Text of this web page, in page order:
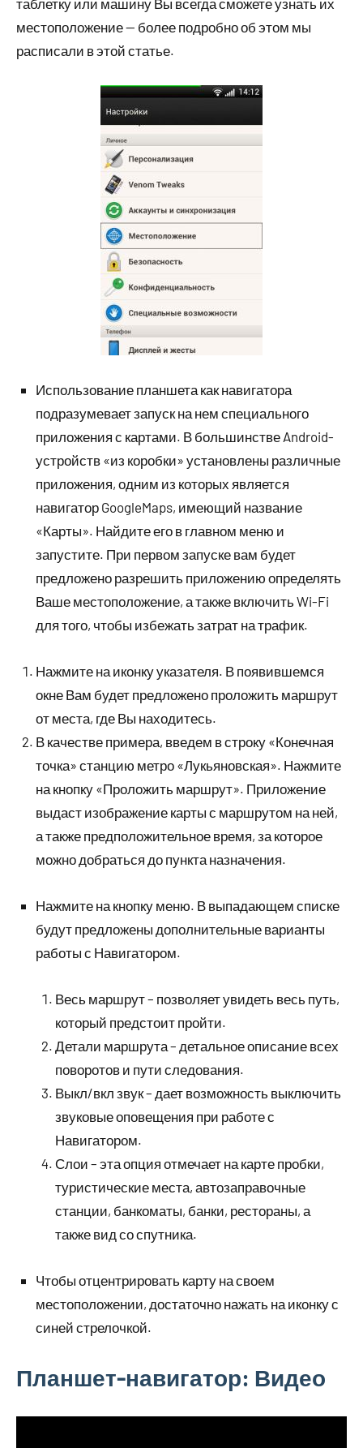
таблетку или машину Вы всегда сможете узнать их
местоположение — более подробно об этом мы
расписали в этой статье.
Использование планшета как навигатора
подразумевает запуск на нем специального
приложения с картами. В большинстве Android-
устройств «из коробки» установлены различные
приложения, одним из которых является
навигатор GoogleMaps, имеющий название
«Карты». Найдите его в главном меню и
запустите. При первом запуске вам будет
предложено разрешить приложению определять
Ваше местоположение, а также включить Wi-Fi
для того, чтобы избежать затрат на трафик.
Нажмите на иконку указателя. В появившемся
окне Вам будет предложено проложить маршрут
от места, где Вы находитесь.
В качестве примера, введем в строку «Конечная
точка» станцию метро «Лукьяновская». Нажмите
на кнопку «Проложить маршрут». Приложение
выдаст изображение карты с маршрутом на ней,
а также предположительное время, за которое
можно добраться до пункта назначения.
Нажмите на кнопку меню. В выпадающем списке
будут предложены дополнительные варианты
работы с Навигатором.
Весь маршрут – позволяет увидеть весь путь,
который предстоит пройти.
Детали маршрута – детальное описание всех
поворотов и пути следования.
Выкл/вкл звук – дает возможность выключить
звуковые оповещения при работе с
Навигатором.
Слои – эта опция отмечает на карте пробки,
туристические места, автозаправочные
станции, банкоматы, банки, рестораны, а
также вид со спутника.
Чтобы отцентрировать карту на своем
местоположении, достаточно нажать на иконку с
синей стрелочкой.
Планшет-навигатор: Видео